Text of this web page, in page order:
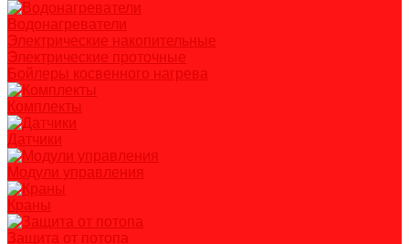
Водонагреватели
Электрические накопительные
Электрические проточные
Бойлеры косвенного нагрева
Комплекты
Датчики
Модули управления
Краны
Защита от потопа